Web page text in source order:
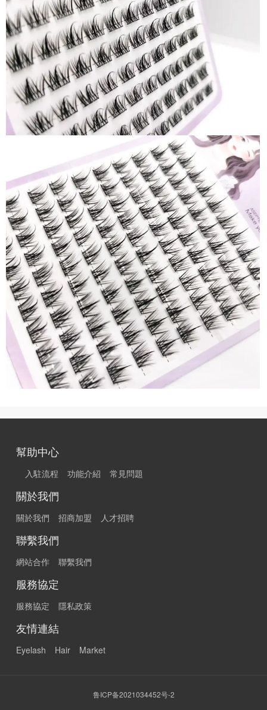
幫助中心
入駐流程 功能介紹 常見問題
關於我們
關於我們 招商加盟 人才招聘
聯繫我們
網站合作 聯繫我們
服務協定
服務協定 隱私政策
友情連結
Eyelash Hair Market
鲁ICP备2021034452号-2